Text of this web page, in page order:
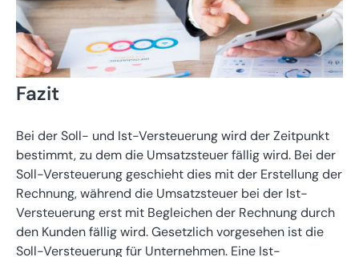
Fazit
Bei der Soll- und Ist-Versteuerung wird der Zeitpunkt
bestimmt, zu dem die Umsatzsteuer fällig wird. Bei der
Soll-Versteuerung geschieht dies mit der Erstellung der
Rechnung, während die Umsatzsteuer bei der Ist-
Versteuerung erst mit Begleichen der Rechnung durch
den Kunden fällig wird. Gesetzlich vorgesehen ist die
Soll-Versteuerung für Unternehmen. Eine Ist-